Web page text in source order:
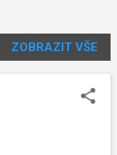
ZOBRAZIT VŠE